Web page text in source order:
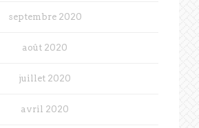
septembre 2020
août 2020
juillet 2020
avril 2020